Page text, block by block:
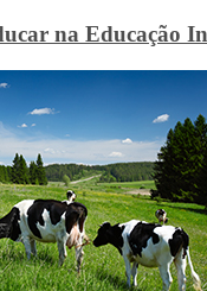
na Educação